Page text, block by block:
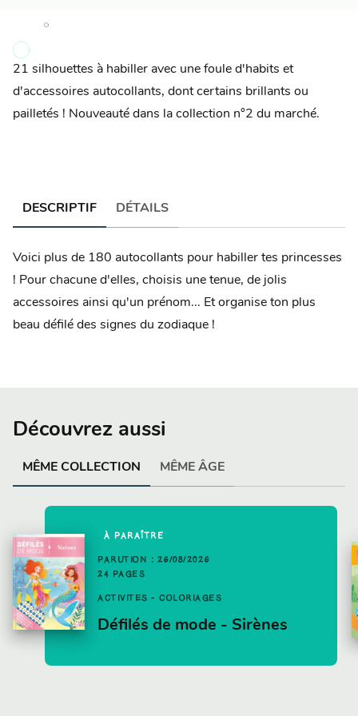
21 silhouettes à habiller avec une foule d'habits et
d'accessoires autocollants, dont certains brillants ou
pailletés ! Nouveauté dans la collection n°2 du marché.
DESCRIPTIF DÉTAILS
Voici plus de 180 autocollants pour habiller tes princesses
! Pour chacune d'elles, choisis une tenue, de jolis
accessoires ainsi qu'un prénom... Et organise ton plus
beau défilé des signes du zodiaque !
Découvrez aussi
MÊME COLLECTION MÊME ÂGE
À PARAÎTRE
PARUTION : 26/08/2026
24 PAGES
ACTIVITÉS - COLORIAGES
Défilés de mode - Sirènes